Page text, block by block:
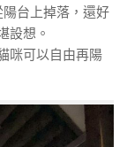
台上掉落，還好
設想。
咪可以自由再陽